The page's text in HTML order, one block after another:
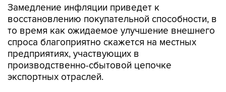
Замедление инфляции приведет к
восстановлению покупательной способности, в
то время как ожидаемое улучшение внешнего
спроса благоприятно скажется на местных
предприятиях, участвующих в
производственно-сбытовой цепочке
экспортных отраслей.